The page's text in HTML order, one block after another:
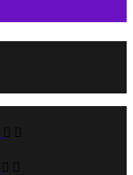
 
 